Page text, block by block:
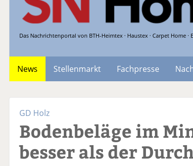
Das Nachrichtenportal von BTH-Heimtex · Haustex · Carpet Home ·
News Stellenmarkt Fachpresse
GD Holz
Bodenbeläge im
besser als der